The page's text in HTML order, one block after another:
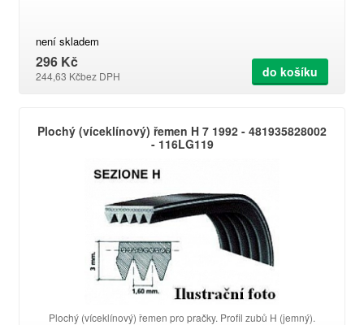
není skladem
296 Kč
244,63 Kčbez DPH do košíku
Plochý (víceklínový) řemen H 7 1992 - 481935828002
- 116LG119
Plochý (víceklínový) řemen pro pračky. Profil zubů H (jemný).